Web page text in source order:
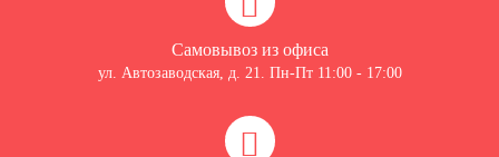
Самовывоз из офиса
ул. Автозаводская, д. 21. Пн-Пт 11:00 - 17:00